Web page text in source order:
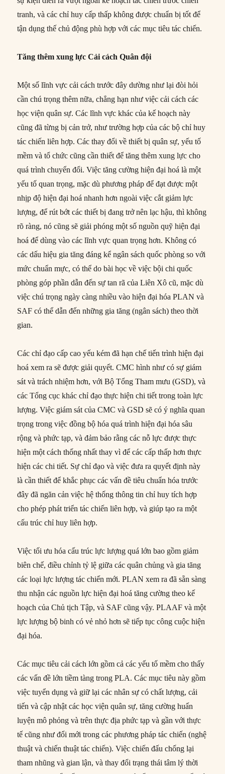
tranh, và các chỉ huy cấp thấp không được chuẩn bị tốt để
tận dụng thế chủ động phù hợp với các mục tiêu tác chiến.
Tăng thêm xung lực Cải cách Quân đội
Một số lĩnh vực cải cách trước đây dường như lại đòi hỏi
cần chú trọng thêm nữa, chẳng hạn như việc cải cách các
học viện quân sự. Các lĩnh vực khác của kế hoạch này
cũng đã từng bị cản trở, như trường hợp của các bộ chỉ huy
tác chiến liên hợp. Các thay đổi về thiết bị quân sự, yếu tố
mềm và tổ chức cũng cần thiết để tăng thêm xung lực cho
quá trình chuyển đổi. Việc tăng cường hiện đại hoá là một
yếu tố quan trọng, mặc dù phương pháp để đạt được một
nhịp độ hiện đại hoá nhanh hơn ngoài việc cắt giảm lực
lượng, để rút bớt các thiết bị đang trở nên lạc hậu, thì không
rõ ràng, nó cũng sẽ giải phóng một số nguồn quỹ hiện đại
hoá để dùng vào các lĩnh vực quan trọng hơn. Không có
các dấu hiệu gia tăng đáng kể ngân sách quốc phòng so với
mức chuẩn mực, có thể do bài học về việc bội chi quốc
phòng góp phần dẫn đến sự tan rã của Liên Xô cũ, mặc dù
việc chú trọng ngày càng nhiều vào hiện đại hóa PLAN và
SAF có thể dẫn đến những gia tăng (ngân sách) theo thời
gian.
Các chỉ đạo cấp cao yếu kém đã hạn chế tiến trình hiện đại
hoá xem ra sẽ được giải quyết. CMC hình như có sự giám
sát và trách nhiệm hơn, với Bộ Tổng Tham mưu (GSD), và
các Tổng cục khác chỉ đạo thực hiện chi tiết trong toàn lực
lượng. Việc giám sát của CMC và GSD sẽ có ý nghĩa quan
trọng trong việc đồng bộ hóa quá trình hiện đại hóa sâu
rộng và phức tạp, và đảm bảo rằng các nỗ lực được thực
hiện một cách thống nhất thay vì để các cấp thấp hơn thực
hiện các chi tiết. Sự chỉ đạo và việc đưa ra quyết định này
là cần thiết để khắc phục các vấn đề tiêu chuẩn hóa trước
đây đã ngăn cản việc hệ thống thông tin chỉ huy tích hợp
cho phép phát triển tác chiến liên hợp, và giúp tạo ra một
cấu trúc chỉ huy liên hợp.
Việc tối ưu hóa cấu trúc lực lượng quá lớn bao gồm giảm
biên chế, điều chỉnh tỷ lệ giữa các quân chủng và gia tăng
các loại lực lượng tác chiến mới. PLAN xem ra đã sẵn sàng
thu nhận các nguồn lực hiện đại hoá tăng cường theo kế
hoạch của Chủ tịch Tập, và SAF cũng vậy. PLAAF và một
lực lượng bộ binh có vẻ nhỏ hơn sẽ tiếp tục công cuộc hiện
đại hóa.
Các mục tiêu cải cách lớn gồm cả các yếu tố mềm cho thấy
các vấn đề lớn tiềm tàng trong PLA. Các mục tiêu này gồm
việc tuyển dụng và giữ lại các nhân sự có chất lượng, cải
tiến và cập nhật các học viện quân sự, tăng cường huấn
luyện mô phỏng và trên thực địa phức tạp và gần với thực
tế cũng như đổi mới trong các phương pháp tác chiến (nghệ
thuật và chiến thuật tác chiến). Việc chiến đấu chống lại
tham nhũng và gian lận, và thay đổi trạng thái tâm lý thời